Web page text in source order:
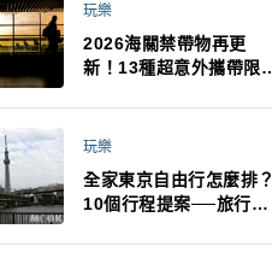
玩樂
2026海關禁帶物再更
新！13種超意外攜帶限
最高還罰百萬！注意事項
玩樂
全家東京自由行怎麼排？
10個行程提案──旅行不